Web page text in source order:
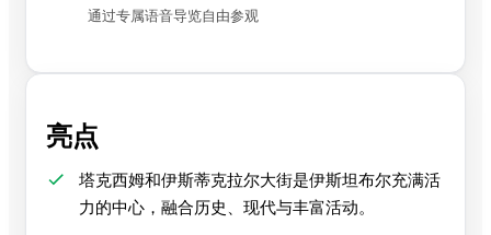
通过专属语音导览自由参观
亮点
塔克西姆和伊斯蒂克拉尔大街是伊斯坦布尔充满活
力的中心，融合历史、现代与丰富活动。